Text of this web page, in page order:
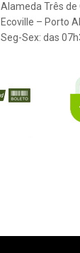
Alameda Três
Ecoville – Porto
Seg-Sex: das